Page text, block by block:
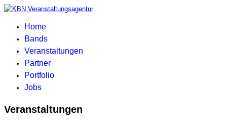
Home
Bands
Veranstaltungen
Partner
Portfolio
Jobs
Veranstaltungen